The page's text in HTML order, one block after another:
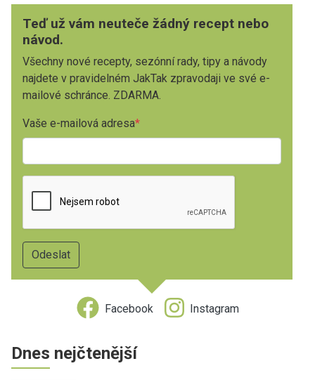
Teď už vám neuteče žádný recept nebo
návod.
Všechny nové recepty, sezónní rady, tipy a návody
najdete v pravidelném JakTak zpravodaji ve své e-
mailové schránce. ZDARMA.
Vaše e-mailová adresa
Facebook Instagram
Dnes nejčtenější